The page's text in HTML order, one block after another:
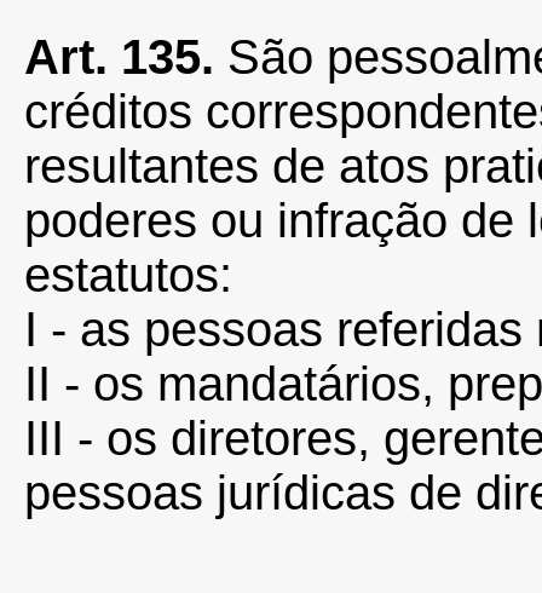
Art. 135. São
créditos
resultantes de atos
poderes ou infração de
estatutos:
I - as pessoas
II - os mandatários,
III - os diretores,
pessoas jurídicas de